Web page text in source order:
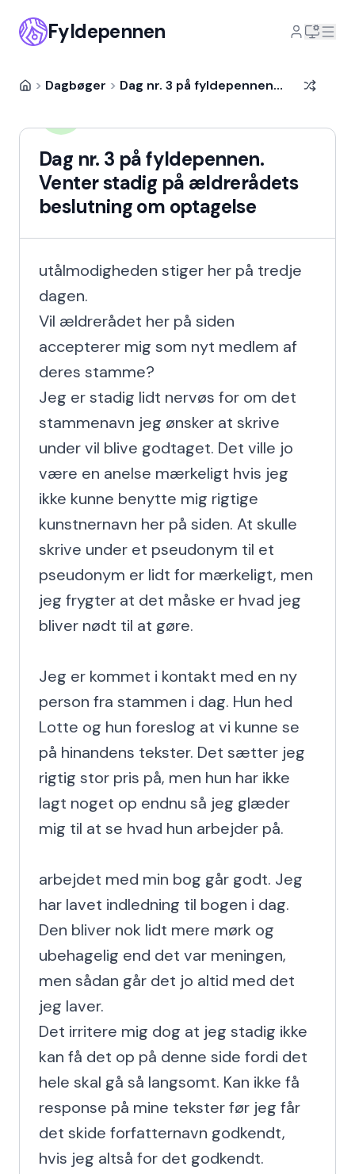
Fyldepennen
> Dagbøger > Dag nr. 3 på fyldepennen. Venter stadig på ældrerådets beslutning om optagelse
Dag nr. 3 på fyldepennen.
Venter stadig på ældrerådets
beslutning om optagelse
utålmodigheden stiger her på tredje
dagen.
Vil ældrerådet her på siden
accepterer mig som nyt medlem af
deres stamme?
Jeg er stadig lidt nervøs for om det
stammenavn jeg ønsker at skrive
under vil blive godtaget. Det ville jo
være en anelse mærkeligt hvis jeg
ikke kunne benytte mig rigtige
kunstnernavn her på siden. At skulle
skrive under et pseudonym til et
pseudonym er lidt for mærkeligt, men
jeg frygter at det måske er hvad jeg
bliver nødt til at gøre.
Jeg er kommet i kontakt med en ny
person fra stammen i dag. Hun hed
Lotte og hun foreslog at vi kunne se
på hinandens tekster. Det sætter jeg
rigtig stor pris på, men hun har ikke
lagt noget op endnu så jeg glæder
mig til at se hvad hun arbejder på.
arbejdet med min bog går godt. Jeg
har lavet indledning til bogen i dag.
Den bliver nok lidt mere mørk og
ubehagelig end det var meningen,
men sådan går det jo altid med det
jeg laver.
Det irritere mig dog at jeg stadig ikke
kan få det op på denne side fordi det
hele skal gå så langsomt. Kan ikke få
response på mine tekster før jeg får
det skide forfatternavn godkendt,
hvis jeg altså for det godkendt.